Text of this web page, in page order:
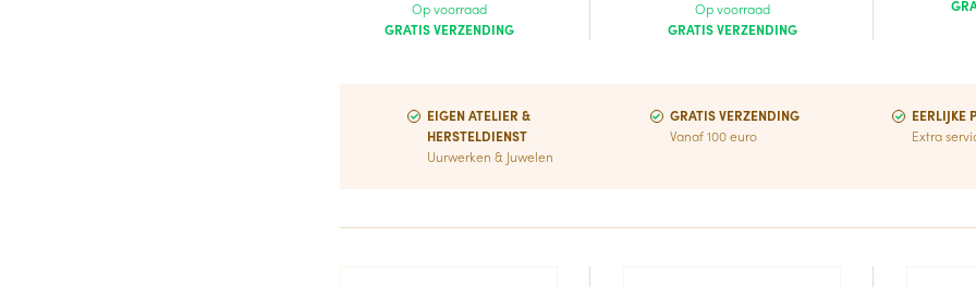
Op voorraad
GRATIS VERZENDING
Op voorraad
GRATIS VERZENDING
EIGEN ATELIER &
HERSTELDIENST
Uurwerken & Juwelen
GRATIS VERZENDING
Vanaf 100 euro
EERLIJKE
Extra